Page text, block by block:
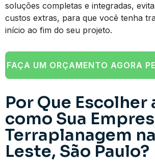
soluções completas e integradas,
custos extras, para que você tenha
início ao fim do seu projeto.
FAÇA UM ORÇAMENTO AGORA
Por Que Escolher
como Sua
Terraplanagem
Leste, São Paulo?